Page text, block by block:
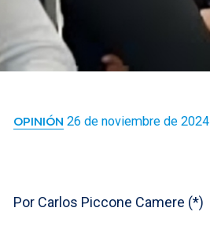
OPINIÓN 26 de noviembre de 2024
Por Carlos Piccone Camere (*)